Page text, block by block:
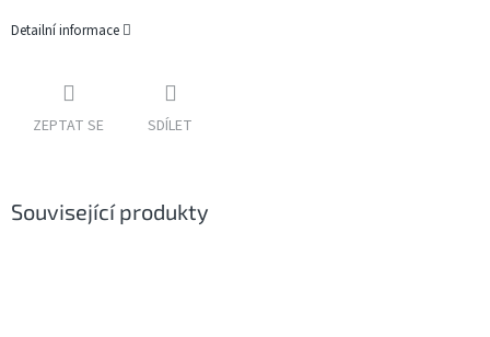
Detailní informace
ZEPTAT SE SDÍLET
Související produkty